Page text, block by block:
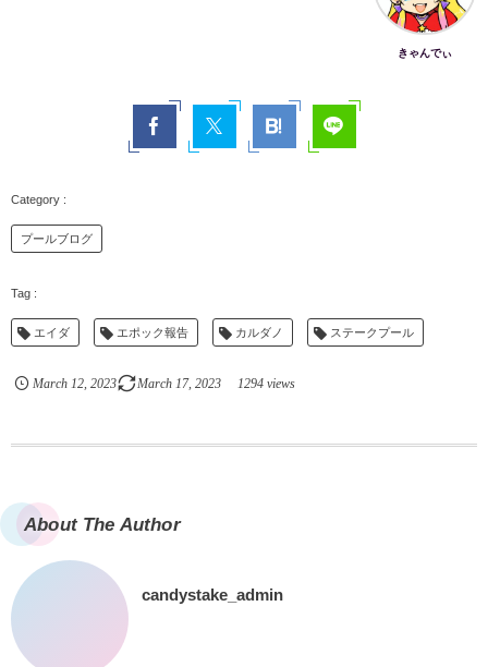
きゃんでぃ
プールブログ
エイダ エポック報告 カルダノ ステークプール
March 12, 2023 March 17,2023 1294 views
About The Author
candystake_admin